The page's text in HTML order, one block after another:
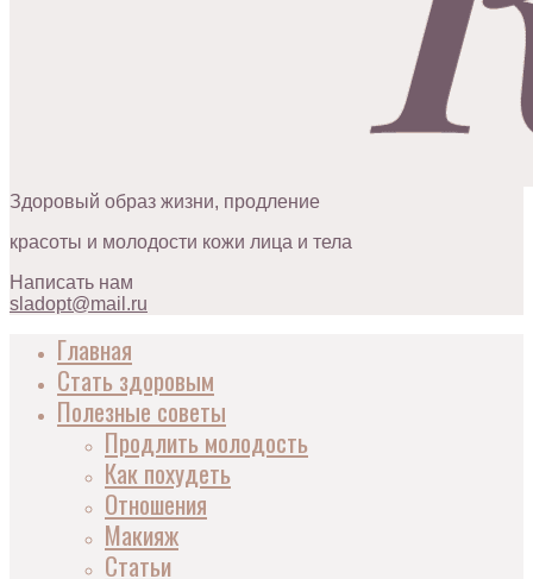
Здоровый образ жизни, продление
красоты и молодости кожи лица и тела
Написать нам
sladopt@mail.ru
Главная
Стать здоровым
Полезные советы
Продлить молодость
Как похудеть
Отношения
Макияж
Статьи